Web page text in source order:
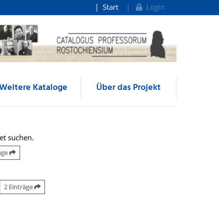
Start Login
Kataloge Über das Projekt
suchen.
2 Einträge